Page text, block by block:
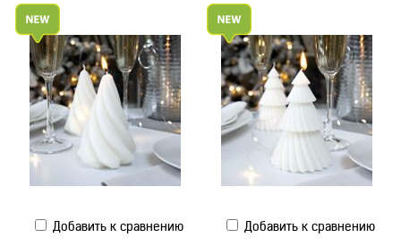
Добавить к сравнению Добавить к сравнению